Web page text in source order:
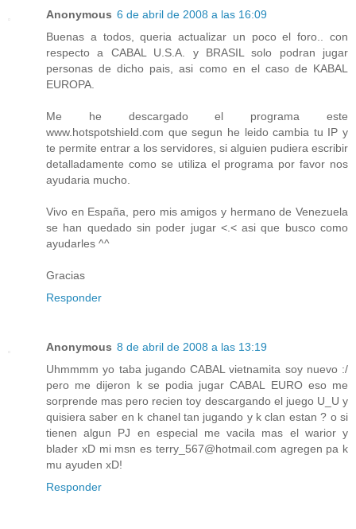
Anonymous 6 de abril de 2008 a las 16:09
Buenas a todos, queria actualizar un poco el foro.. con
respecto a CABAL U.S.A. y BRASIL solo podran jugar
personas de dicho pais, asi como en el caso de KABAL
EUROPA.
Me he descargado el programa este
www.hotspotshield.com que segun he leido cambia tu IP y
te permite entrar a los servidores, si alguien pudiera escribir
detalladamente como se utiliza el programa por favor nos
ayudaria mucho.
Vivo en España, pero mis amigos y hermano de Venezuela
se han quedado sin poder jugar <.< asi que busco como
ayudarles ^^
Gracias
Responder
Anonymous 8 de abril de 2008 a las 13:19
Uhmmmm yo taba jugando CABAL vietnamita soy nuevo :/
pero me dijeron k se podia jugar CABAL EURO eso me
sorprende mas pero recien toy descargando el juego U_U y
quisiera saber en k chanel tan jugando y k clan estan ? o si
tienen algun PJ en especial me vacila mas el warior y
blader xD mi msn es terry_567@hotmail.com agregen pa k
mu ayuden xD!
Responder